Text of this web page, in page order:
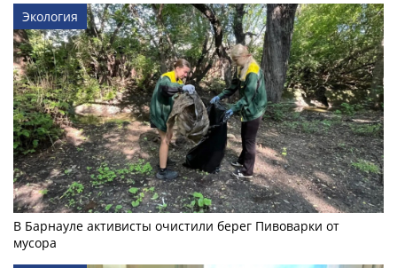
Экология
В Барнауле активисты очистили берег Пивоварки от
мусора